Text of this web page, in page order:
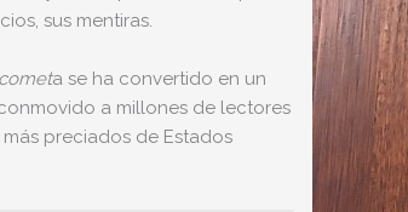
sus mentiras.
a se ha convertido en un
a millones de lectores
preciados de Estados